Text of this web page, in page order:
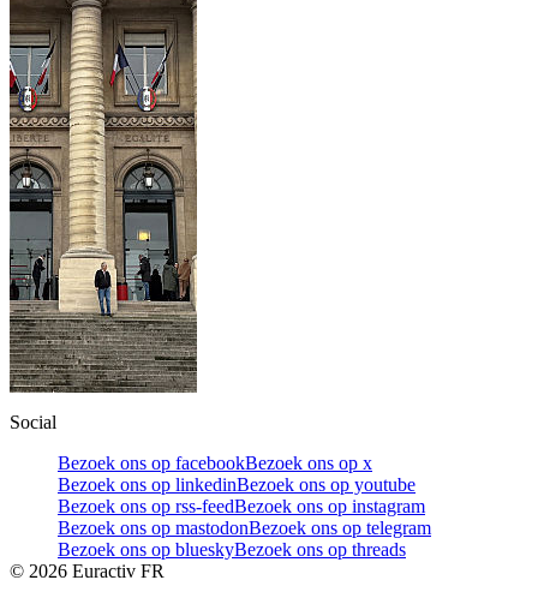
Social
Bezoek ons op facebookBezoek ons op x
Bezoek ons op linkedinBezoek ons op youtube
Bezoek ons op rss-feedBezoek ons op instagram
Bezoek ons op mastodonBezoek ons op telegram
Bezoek ons op blueskyBezoek ons op threads
© 2026 Euractiv FR